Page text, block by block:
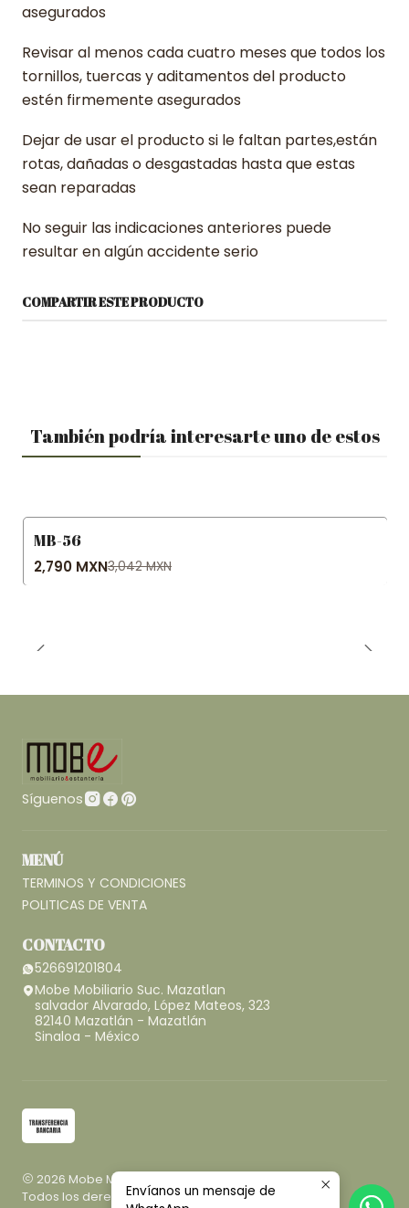
asegurados
Revisar al menos cada cuatro meses que todos los
tornillos, tuercas y aditamentos del producto
estén firmemente asegurados
Dejar de usar el producto si le faltan partes,están
rotas, dañadas o desgastadas hasta que estas
sean reparadas
No seguir las indicaciones anteriores puede
resultar en algún accidente serio
COMPARTIR ESTE PRODUCTO
También podría interesarte uno de estos
-8% OFF
MB-56
2,790 MXN3,042 MXN
Síguenos
MENÚ
TERMINOS Y CONDICIONES
POLITICAS DE VENTA
CONTACTO
526691201804
Mobe Mobiliario Suc. Mazatlan
salvador Alvarado, López Mateos, 323
82140 Mazatlán - Mazatlán
Sinaloa - México
2026 Mobe Mobiliario.
Todos los derechos reservados.Desarrollado por
Envíanos un mensaje de